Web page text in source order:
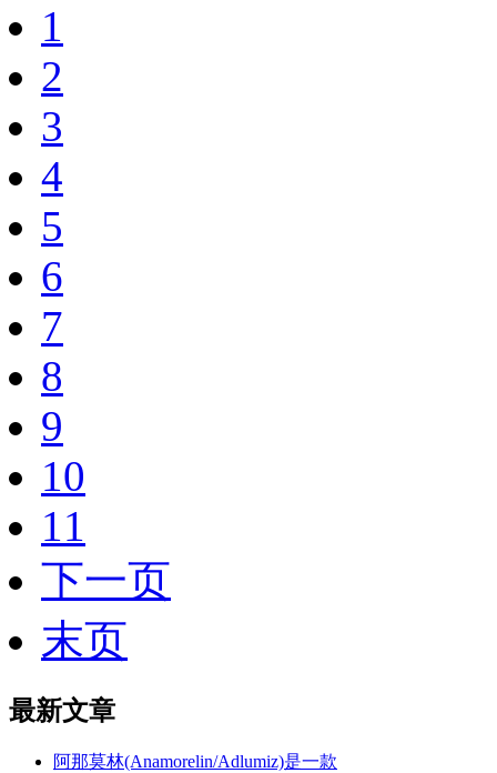
1
2
3
4
5
6
7
8
9
10
11
下一页
末页
最新文章
阿那莫林(Anamorelin/Adlumiz)是一款